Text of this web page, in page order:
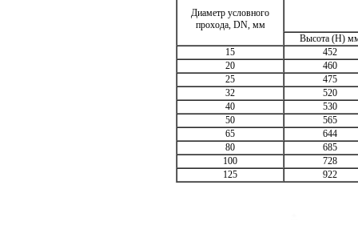
Диаметр условного
прохода, DN, мм
Высота (Н)
15
452
20
460
25
475
32
520
40
530
50
565
65
644
80
685
100
728
125
922